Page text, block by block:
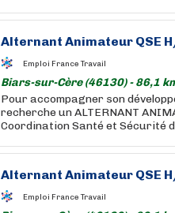
Alternant Animateur QSE
Emploi France Travail
Biars-sur-Cère (46130) - 86,1
Pour accompagner son
recherche un ALTERNANT
Coordination Santé et Sécurité
Alternant Animateur QSE
Emploi France Travail